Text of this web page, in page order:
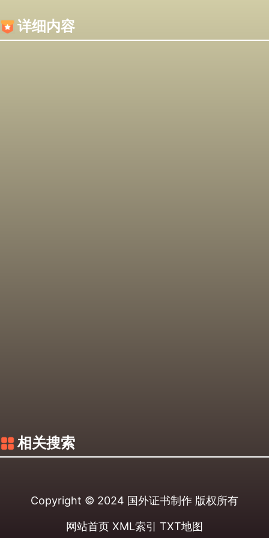
详细内容
相关搜索
Copyright © 2024 国外证书制作 版权所有
网站首页 XML索引 TXT地图